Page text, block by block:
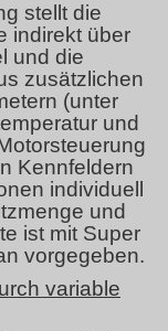
stellt die
indirekt über
und die
zusätzlichen
(unter
und
Kennfeldern
individuell
und
ist mit Super
vorgegeben.
variable